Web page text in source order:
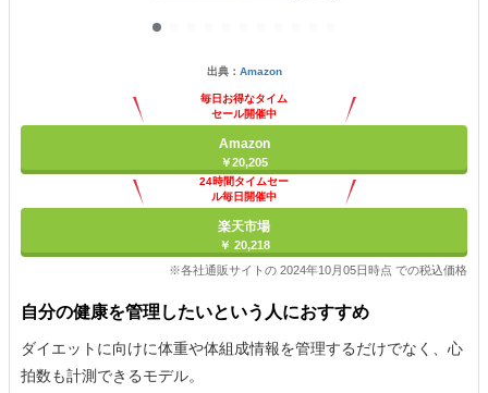
出典： Amazon
毎日お得なタイム
セール開催中
Amazon
￥20,205
24時間タイムセー
ル毎日開催中
楽天市場
￥ 20,218
※各社通販サイトの 2024年10月05日時点 での税込価格
自分の健康を管理したいという人におすすめ
ダイエットに向けに体重や体組成情報を管理するだけでなく、心
拍数も計測できるモデル。